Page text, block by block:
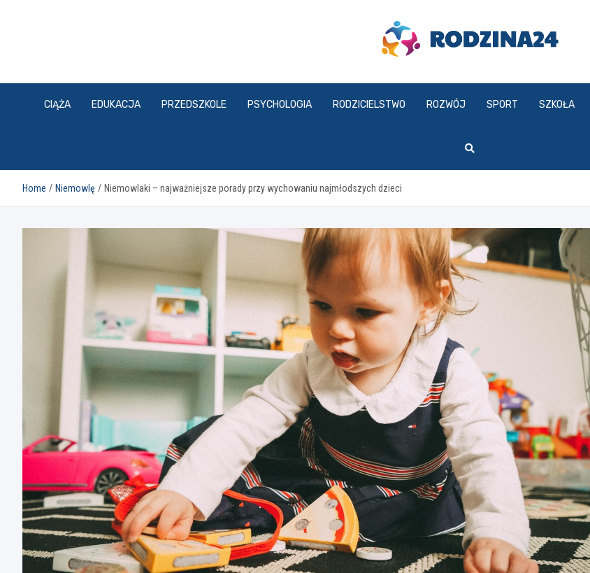
rodzina24.pl
CIĄŻA EDUKACJA PRZEDSZKOLE PSYCHOLOGIA RODZICIELSTWO ROZWÓJ SPORT SZKOŁA
Home Niemowlę Niemowlaki – najważniejsze porady przy wychowaniu najmłodszych dzieci